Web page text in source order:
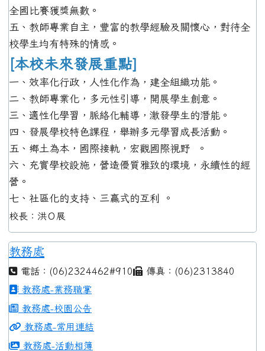
全國比賽獲獎無數。
五、教師專業自主，豐富的教學經驗及關懷心，對待全
校學生均有特殊的情感。
[本校未來發展重點]
一、效率化行政，人性化作為，建全組織功能。
二、教師專業化，多元性引導，開展學生創意。
三、適性化學習，脈絡化輔導，激發學生的潛能。
四、發展學校特色課程，舉辦多元學習成長活動。
五、鄉土為本，國際接軌，宏觀國際視野 。
六、充實學校設施，營造優質雅致的環境，永續性的經
營。
七、社區化的支持、三贏式的互利 。
校長：洪Ｏ展
教務處
電話：(06)2324462#910
傳真：(06)2313840
教務處-業務職掌
教務處-校園公告
教務處-常用連結
教務處-活動相簿